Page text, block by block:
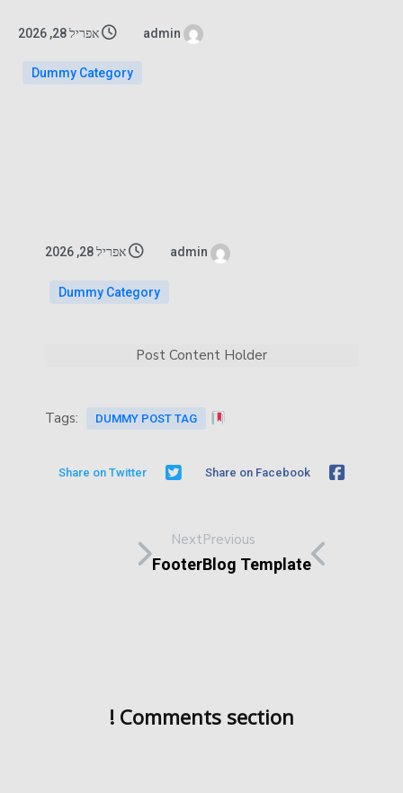
admin אפריל 28, 2026
Dummy Category
admin אפריל 28, 2026
Dummy Category
Post Content Holder
Tags: DUMMY POST TAG
Share on Facebook
Share on Twitter
Previous
Blog Template
Next
Footer
Comments section !